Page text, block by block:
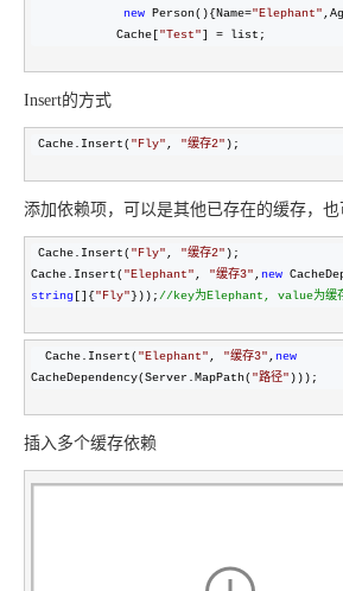
new Person(){Name="Elephant"
            Cache[
"Test"] = list;
Insert的方式
Cache.Insert( "Fly" , "缓存2" );
添加依赖项，可以是其他已存在的缓存，也
Cache.Insert( "Fly" , "缓存2" );
Cache.Insert( "Elephant" , "缓存3" ,new
string []{"Fly"}));//key为Elephant, value为缓
  Cache.Insert(
"Elephant" , "缓存3" ,new
CacheDependency(Server.MapPath( "路径" )));
插入多个缓存依赖